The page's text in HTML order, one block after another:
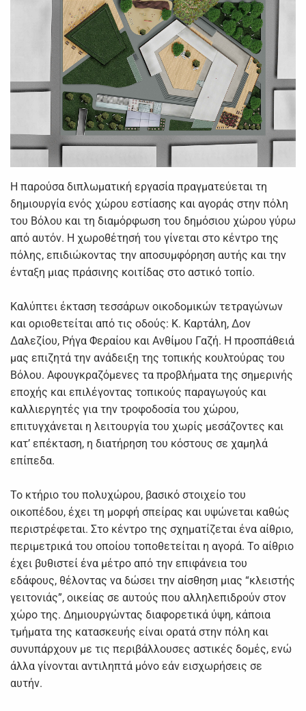
Η παρούσα διπλωματική εργασία πραγματεύεται τη
δημιουργία ενός χώρου εστίασης και αγοράς στην πόλη
του Βόλου και τη διαμόρφωση του δημόσιου χώρου γύρω
από αυτόν. Η χωροθέτησή του γίνεται στο κέντρο της
πόλης, επιδιώκοντας την αποσυμφόρηση αυτής και την
ένταξη μιας πράσινης κοιτίδας στο αστικό τοπίο.
Καλύπτει έκταση τεσσάρων οικοδομικών τετραγώνων
και οριοθετείται από τις οδούς: Κ. Καρτάλη, Δον
Δαλεζίου, Ρήγα Φεραίου και Ανθίμου Γαζή. Η προσπάθειά
μας επιζητά την ανάδειξη της τοπικής κουλτούρας του
Βόλου. Αφουγκραζόμενες τα προβλήματα της σημερινής
εποχής και επιλέγοντας τοπικούς παραγωγούς και
καλλιεργητές για την τροφοδοσία του χώρου,
επιτυγχάνεται η λειτουργία του χωρίς μεσάζοντες και
κατ’ επέκταση, η διατήρηση του κόστους σε χαμηλά
επίπεδα.
Το κτήριο του πολυχώρου, βασικό στοιχείο του
οικοπέδου, έχει τη μορφή σπείρας και υψώνεται καθώς
περιστρέφεται. Στο κέντρο της σχηματίζεται ένα αίθριο,
περιμετρικά του οποίου τοποθετείται η αγορά. Το αίθριο
έχει βυθιστεί ένα μέτρο από την επιφάνεια του
εδάφους, θέλοντας να δώσει την αίσθηση μιας “κλειστής
γειτονιάς”, οικείας σε αυτούς που αλληλεπιδρούν στον
χώρο της. Δημιουργώντας διαφορετικά ύψη, κάποια
τμήματα της κατασκευής είναι ορατά στην πόλη και
συνυπάρχουν με τις περιβάλλουσες αστικές δομές, ενώ
άλλα γίνονται αντιληπτά μόνο εάν εισχωρήσεις σε
αυτήν.